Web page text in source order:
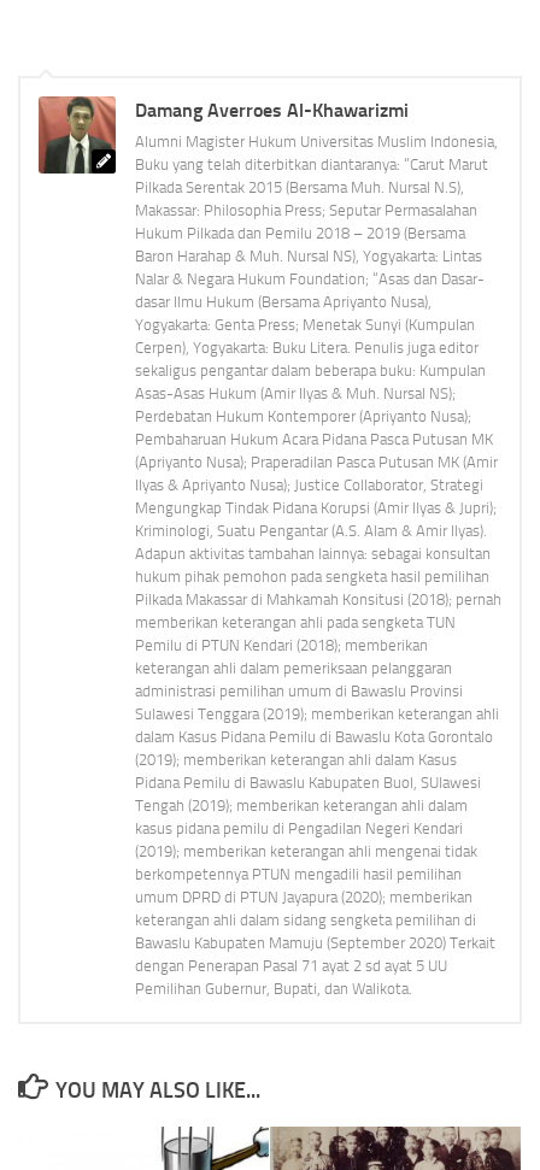
Damang Averroes Al-Khawarizmi
Alumni Magister Hukum Universitas Muslim Indonesia,
Buku yang telah diterbitkan diantaranya: “Carut Marut
Pilkada Serentak 2015 (Bersama Muh. Nursal N.S),
Makassar: Philosophia Press; Seputar Permasalahan
Hukum Pilkada dan Pemilu 2018 – 2019 (Bersama
Baron Harahap & Muh. Nursal NS), Yogyakarta: Lintas
Nalar & Negara Hukum Foundation; “Asas dan Dasar-
dasar Ilmu Hukum (Bersama Apriyanto Nusa),
Yogyakarta: Genta Press; Menetak Sunyi (Kumpulan
Cerpen), Yogyakarta: Buku Litera. Penulis juga editor
sekaligus pengantar dalam beberapa buku: Kumpulan
Asas-Asas Hukum (Amir Ilyas & Muh. Nursal NS);
Perdebatan Hukum Kontemporer (Apriyanto Nusa);
Pembaharuan Hukum Acara Pidana Pasca Putusan MK
(Apriyanto Nusa); Praperadilan Pasca Putusan MK (Amir
Ilyas & Apriyanto Nusa); Justice Collaborator, Strategi
Mengungkap Tindak Pidana Korupsi (Amir Ilyas & Jupri);
Kriminologi, Suatu Pengantar (A.S. Alam & Amir Ilyas).
Adapun aktivitas tambahan lainnya: sebagai konsultan
hukum pihak pemohon pada sengketa hasil pemilihan
Pilkada Makassar di Mahkamah Konsitusi (2018); pernah
memberikan keterangan ahli pada sengketa TUN
Pemilu di PTUN Kendari (2018); memberikan
keterangan ahli dalam pemeriksaan pelanggaran
administrasi pemilihan umum di Bawaslu Provinsi
Sulawesi Tenggara (2019); memberikan keterangan ahli
dalam Kasus Pidana Pemilu di Bawaslu Kota Gorontalo
(2019); memberikan keterangan ahli dalam Kasus
Pidana Pemilu di Bawaslu Kabupaten Buol, SUlawesi
Tengah (2019); memberikan keterangan ahli dalam
kasus pidana pemilu di Pengadilan Negeri Kendari
(2019); memberikan keterangan ahli mengenai tidak
berkompetennya PTUN mengadili hasil pemilihan
umum DPRD di PTUN Jayapura (2020); memberikan
keterangan ahli dalam sidang sengketa pemilihan di
Bawaslu Kabupaten Mamuju (September 2020) Terkait
dengan Penerapan Pasal 71 ayat 2 sd ayat 5 UU
Pemilihan Gubernur, Bupati, dan Walikota.
YOU MAY ALSO LIKE...